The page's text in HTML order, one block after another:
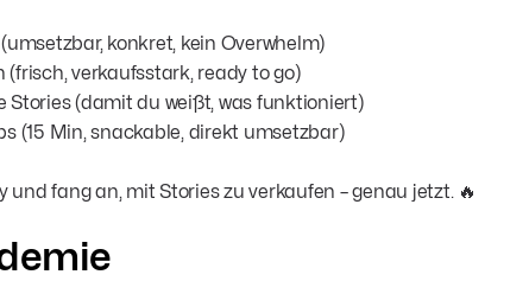
konkret, kein Overwhelm)
(frisch, verkaufsstark, ready to go)
Stories (damit du weißt, was funktioniert)
(15 Min, snackable, direkt umsetzbar)
und fang an, mit Stories zu verkaufen – genau jetzt. 🔥